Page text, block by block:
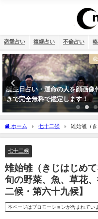
恋愛占い 復縁占い 不倫占い
タロット占い・恋人はいつでき
る？彼氏はいつできるのか診断
ます！
ホーム 七十二候
雉始雊（
菜、魚、草花、行事まで完全紹介！【
七十二候
雉始雊（きじはじめ
旬の野菜、魚、草花
二候・第六十九候】
本ページはプロモーションが含まれてい